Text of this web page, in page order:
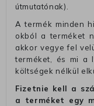
útmutatónak).
A termék minden
okból a terméket
akkor vegye fel
terméket, és mi a
költségek nélkül
Fizetnie kell a
a terméket egy